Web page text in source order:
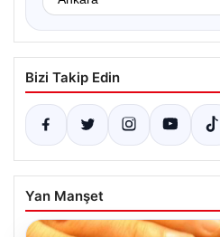
Bizi Takip Edin
Yan Manşet